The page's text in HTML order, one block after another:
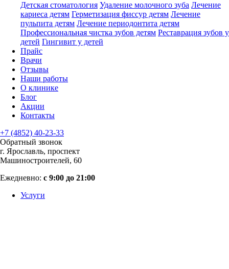
Детская стоматология Удаление молочного зуба Лечение
кариеса детям Герметизация фиссур детям Лечение
пульпита детям Лечение периодонтита детям
Профессиональная чистка зубов детям Реставрация зубов у
детей Гингивит у детей
Прайс
Врачи
Отзывы
Наши работы
О клинике
Блог
Акции
Контакты
+7 (4852) 40-23-33
Обратный звонок
г. Ярославль, проспект
Машиностроителей, 60
Ежедневно: с 9:00 до 21:00
Услуги